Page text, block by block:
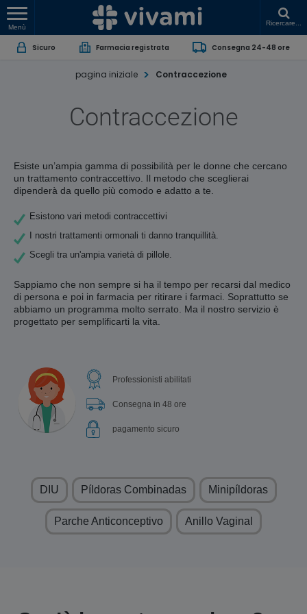
Menù
Ricercare...
Sicuro Farmacia registrata Consegna 24-48 ore
pagina iniziale Contraccezione
Contraccezione
Esiste un’ampia gamma di possibilità per le donne che cercano
un trattamento contraccettivo. Il metodo che sceglierai
dipenderà da quello più comodo e adatto a te.
Esistono vari metodi contraccettivi
I nostri trattamenti ormonali ti danno tranquillità.
Scegli tra un'ampia varietà di pillole.
Sappiamo che non sempre si ha il tempo per recarsi dal medico
di persona e poi in farmacia per ritirare i farmaci. Soprattutto se
abbiamo un programma molto serrato. Ma il nostro servizio è
progettato per semplificarti la vita.
Professionisti abilitati
Consegna in 48 ore
pagamento sicuro
DIU Píldoras Combinadas Minipíldoras
Parche Anticonceptivo Anillo Vaginal